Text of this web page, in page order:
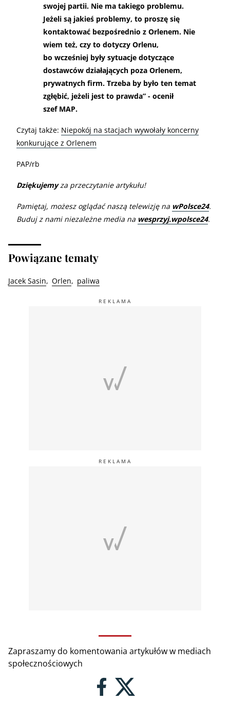
swojej partii. Nie ma takiego problemu.
Jeżeli są jakieś problemy, to proszę się
kontaktować bezpośrednio z Orlenem. Nie
wiem też, czy to dotyczy Orlenu,
bo wcześniej były sytuacje dotyczące
dostawców działających poza Orlenem,
prywatnych firm. Trzeba by było ten temat
zgłębić, jeżeli jest to prawda” - ocenił
szef MAP.
Czytaj także: Niepokój na stacjach wywołały koncerny
konkurujące z Orlenem
PAP/rb
Dziękujemyza przeczytanie artykułu!
Pamiętaj, możesz oglądać naszą telewizję na wPolsce24.
Buduj z nami niezależne media na wesprzyj.wpolsce24.
Powiązane tematy
Jacek Sasin Orlen paliwa
Zapraszamy do komentowania artykułów w mediach
społecznościowych